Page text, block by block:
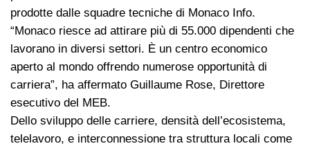
prodotte dalle squadre tecniche di Monaco Info.
“Monaco riesce ad attirare più di 55.000 dipendenti che
lavorano in diversi settori. È un centro economico
aperto al mondo offrendo numerose opportunità di
carriera”, ha affermato Guillaume Rose, Direttore
esecutivo del MEB.
Dello sviluppo delle carriere, densità dell’ecosistema,
telelavoro, e interconnessione tra struttura locali come